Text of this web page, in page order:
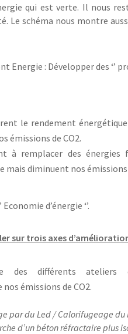
qui est verte. Il nous
Le schéma nous montre
: Développer des ‘’
le rendement
émissions de CO2.
à remplacer des énergies
diminuent nos émissions
d’énergie ‘’.
sur trois axes
des différents
nos émissions de CO2.
par du Led / Calorifugeage du
d’un béton réfractaire plus